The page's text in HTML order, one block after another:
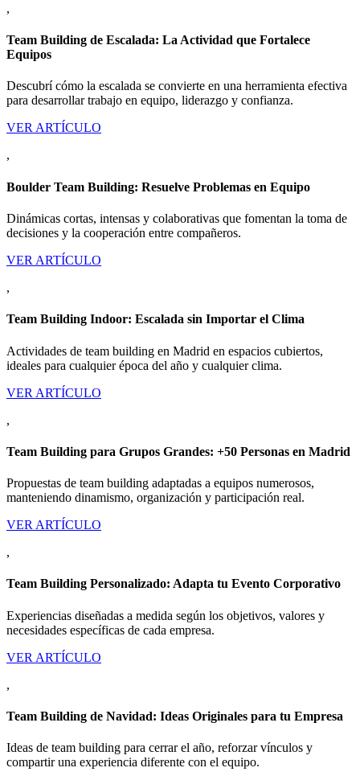
,
Team Building de Escalada: La Actividad que Fortalece
Equipos
Descubrí cómo la escalada se convierte en una herramienta efectiva
para desarrollar trabajo en equipo, liderazgo y confianza.
VER ARTÍCULO
,
Boulder Team Building: Resuelve Problemas en Equipo
Dinámicas cortas, intensas y colaborativas que fomentan la toma de
decisiones y la cooperación entre compañeros.
VER ARTÍCULO
,
Team Building Indoor: Escalada sin Importar el Clima
Actividades de team building en Madrid en espacios cubiertos,
ideales para cualquier época del año y cualquier clima.
VER ARTÍCULO
,
Team Building para Grupos Grandes: +50 Personas en Madrid
Propuestas de team building adaptadas a equipos numerosos,
manteniendo dinamismo, organización y participación real.
VER ARTÍCULO
,
Team Building Personalizado: Adapta tu Evento Corporativo
Experiencias diseñadas a medida según los objetivos, valores y
necesidades específicas de cada empresa.
VER ARTÍCULO
,
Team Building de Navidad: Ideas Originales para tu Empresa
Ideas de team building para cerrar el año, reforzar vínculos y
compartir una experiencia diferente con el equipo.